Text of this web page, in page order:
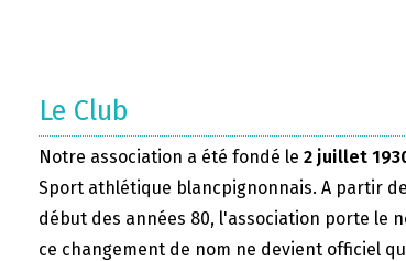
Le Club
Notre association a été fondé le 2 juillet
Sport athlétique blancpignonnais. A partir
début des années 80, l'association porte le
ce changement de nom ne devient officiel